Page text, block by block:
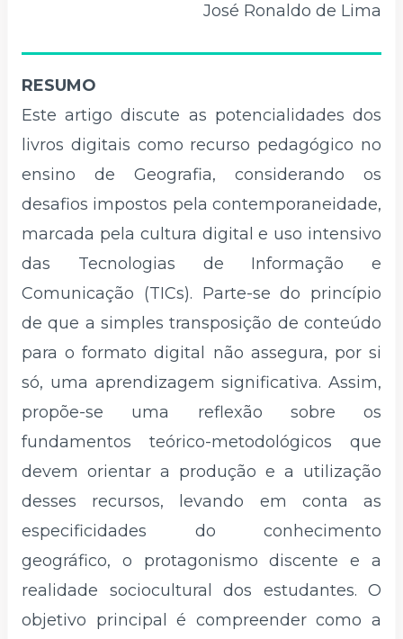
José Ronaldo de Lima
RESUMO
Este artigo discute as potencialidades dos
livros digitais como recurso pedagógico no
ensino de Geografia, considerando os
desafios impostos pela contemporaneidade,
marcada pela cultura digital e uso intensivo
das Tecnologias de Informação e
Comunicação (TICs). Parte-se do princípio
de que a simples transposição de conteúdo
para o formato digital não assegura, por si
só, uma aprendizagem significativa. Assim,
propõe-se uma reflexão sobre os
fundamentos teórico-metodológicos que
devem orientar a produção e a utilização
desses recursos, levando em conta as
especificidades do conhecimento
geográfico, o protagonismo discente e a
realidade sociocultural dos estudantes. O
objetivo principal é compreender como a